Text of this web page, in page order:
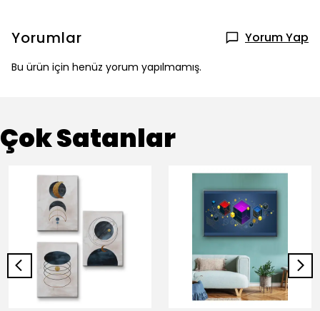
Yorumlar Yorum Yap
Bu ürün için henüz yorum yapılmamış.
Çok Satanlar